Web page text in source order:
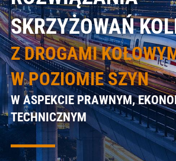
SKRZYŻOWAŃ
Z DROGAMI
W POZIOMIE SZYN
W ASPEKCIE PRAWNYM,
TECHNICZNYM